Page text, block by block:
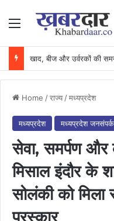
Menu
Home /राज्य /मध्यप्रदेश
मध्यप्रदेश मध्यप्रदेश जनसंपर्क
सेवा, समर्पण और
मिसाल इंदौर के
सोलंकी को मिला
पुरस्कार